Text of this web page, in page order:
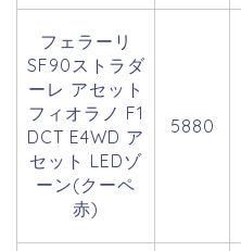
フェラーリ
SF90ストラダ
ーレ アセット
フィオラノ F1
DCT E4WD ア
セット LEDゾ
ーン(クーペ
赤)
5880